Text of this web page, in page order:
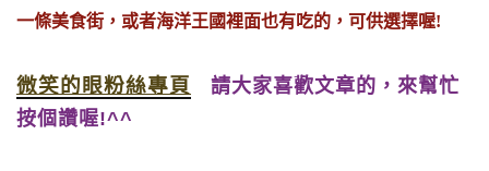
一條美食街，或者海洋王國裡面也有吃的，可供選擇喔!
微笑的眼粉絲專頁
請大家喜歡文章的，來幫忙
按個讚喔!^^